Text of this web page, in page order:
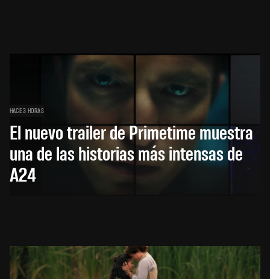
HACE 3 HORAS
El nuevo trailer de Primetime muestra
una de las historias más intensas de
A24